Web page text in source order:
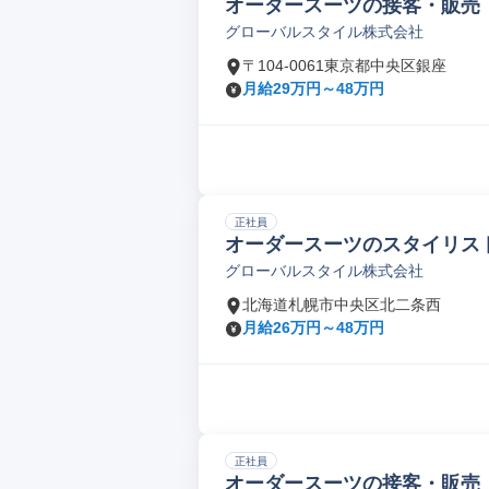
オーダースーツの接客・販売
グローバルスタイル株式会社
〒104-0061東京都中央区銀座
月給29万円～48万円
正社員
オーダースーツのスタイリス
グローバルスタイル株式会社
北海道札幌市中央区北二条西
月給26万円～48万円
正社員
オーダースーツの接客・販売